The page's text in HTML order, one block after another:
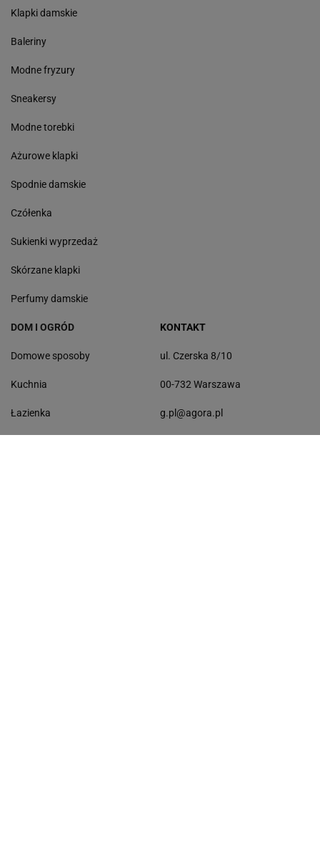
Klapki damskie
Baleriny
Modne fryzury
Sneakersy
Modne torebki
Ażurowe klapki
Spodnie damskie
Czółenka
Sukienki wyprzedaż
Skórzane klapki
Perfumy damskie
DOM I OGRÓD
Domowe sposoby
Kuchnia
Łazienka
KONTAKT
ul. Czerska 8/10
00-732 Warszawa
g.pl@agora.pl